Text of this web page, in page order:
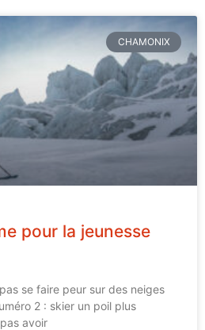
CHAMONIX
pour la jeunesse
se faire peur sur des neiges
2 : skier un poil plus
avoir